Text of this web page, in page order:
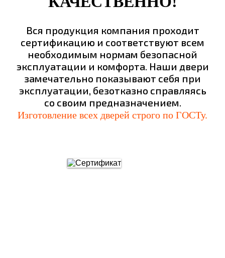
Вся продукция компания проходит
сертификацию и соответствуют всем
необходимым нормам безопасной
эксплуатации и комфорта. Наши двери
замечательно показывают себя при
эксплуатации, безотказно справляясь
со своим предназначением.
Изготовление всех дверей строго по ГОСТу.